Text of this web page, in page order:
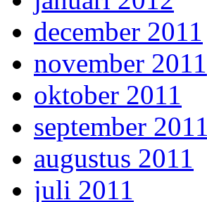
december 2011
november 2011
oktober 2011
september 2011
augustus 2011
juli 2011